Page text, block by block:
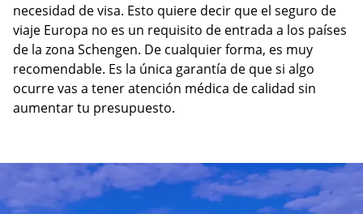
necesidad de visa. Esto quiere decir que el seguro de
viaje Europa no es un requisito de entrada a los países
de la zona Schengen. De cualquier forma, es muy
recomendable. Es la única garantía de que si algo
ocurre vas a tener atención médica de calidad sin
aumentar tu presupuesto.